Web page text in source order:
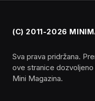
(C) 2011-2026
Sva prava pridržana.
ove stranice
Mini Magazina.